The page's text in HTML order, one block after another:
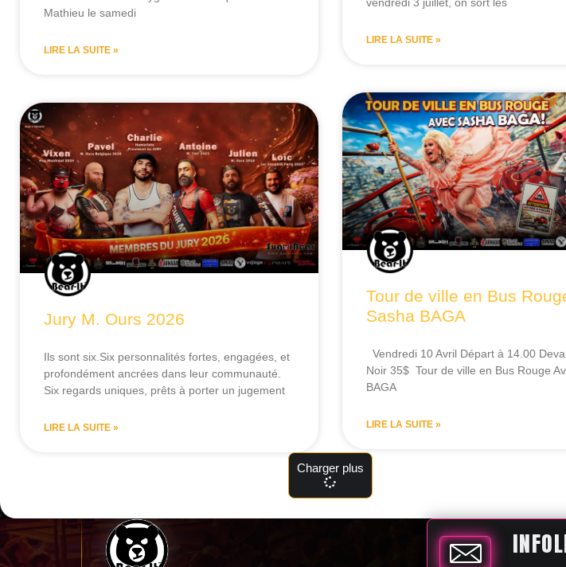
Mathieu le samedi
LIRE LA SUITE »
vendredi 3 juillet, on sort les
LIRE LA SUITE »
Jury M. Ours 2026
Ils sont six.Six personnalités fortes, engagées, et
profondément ancrées dans leur communauté.
Six regards uniques, prêts à porter un jugement
LIRE LA SUITE »
Tour de ville en Bus
Sasha BAGA
Vendredi 10 Avril Départ à 14.00
Noir 35$ Tour de ville en Bus Rouge
BAGA
LIRE LA SUITE »
Charger plus